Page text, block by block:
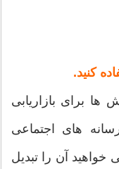
برای بازاریابی
های اجتماعی
آن را تبدیل